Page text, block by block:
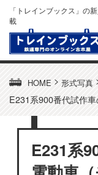
「トレインブックス」の
載
HOME > 形式写真
E231系900番代試作
E231系